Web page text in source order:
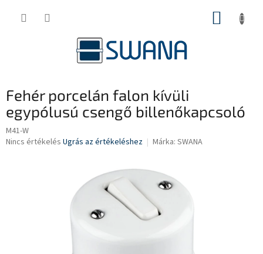
KOSÁR
Fehér porcelán falon kívüli
egypólusú csengő billenőkapcsoló
M41-W
A
Nincs értékelés Ugrás az értékeléshez Márka: SWANA